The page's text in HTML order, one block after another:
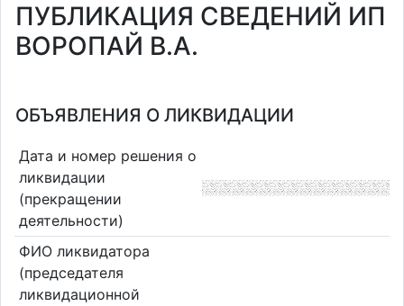
ПУБЛИКАЦИЯ СВЕДЕНИЙ ИП
ВОРОПАЙ В.А.
ОБЪЯВЛЕНИЯ О ЛИКВИДАЦИИ
Дата и номер решения о
ликвидации
(прекращении
деятельности)
ФИО ликвидатора
(председателя
ликвидационной